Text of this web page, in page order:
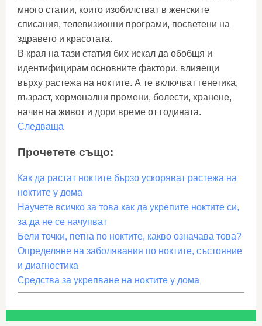
много статии, които изобилстват в женските
списания, телевизионни програми, посветени на
здравето и красотата.
В края на тази статия бих искал да обобщя и
идентифицирам основните фактори, влияещи
върху растежа на ноктите. А те включват генетика,
възраст, хормонални промени, болести, хранене,
начин на живот и дори време от годината.
Следваща
Прочетете също:
Как да растат ноктите бързо ускоряват растежа на
ноктите у дома
Научете всичко за това как да укрепите ноктите си,
за да не се начупват
Бели точки, петна по ноктите, какво означава това?
Определяне на заболявания по ноктите, състояние
и диагностика
Средства за укрепване на ноктите у дома